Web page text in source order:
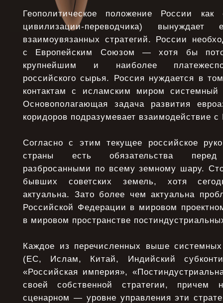
Геополитическое положение России как
цивилизации-переводчика)
взаимоувязанных стратегий. России
с Европейским Союзом — хотя бы
крупнейшим и наиболее
российского сырья. Россия нуждается в
контактам с исламским миром системный
Основополагающая задача развития
коридоров подразумевает взаимодействие
Согласно с этим текущее российское
страны есть обязательства перед
разбросанными по всему земному шару.
бывших советских земель, хотя
актуальна. Зато более чем актуальна
Российской Федерации в мировом
в мировом пространстве
Каждое из перечисленных выше
(ЕС, Ислам, Китай, Индийский
«Российская империя»,
своей собственной стратегии,
сценарном — уровне управления эти